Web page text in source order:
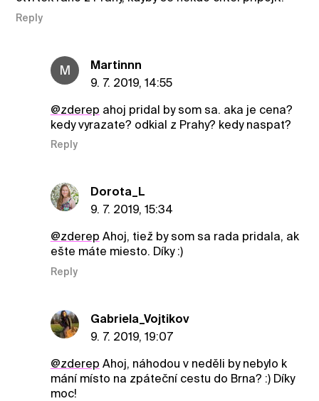
Reply
M
Martinnn
9. 7. 2019, 14:55
@zderep ahoj pridal by som sa. aka je cena?
kedy vyrazate? odkial z Prahy? kedy naspat?
Reply
Dorota_L
9. 7. 2019, 15:34
@zderep Ahoj, tiež by som sa rada pridala, ak
ešte máte miesto. Díky :)
Reply
Gabriela_Vojtikov
9. 7. 2019, 19:07
@zderep Ahoj, náhodou v neděli by nebylo k
mání místo na zpáteční cestu do Brna? :) Díky
moc!